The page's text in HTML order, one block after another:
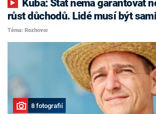
růst důchodů. Lidé musí být
Téma: Rozhovor
8 fotografií